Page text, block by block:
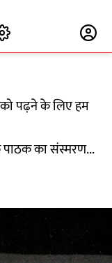
पढ़ने के लिए हम
का संस्मरण...